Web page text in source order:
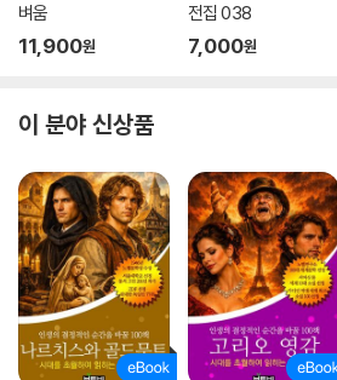
벼움
11,900원
전집 038
7,000원
이 분야 신상품